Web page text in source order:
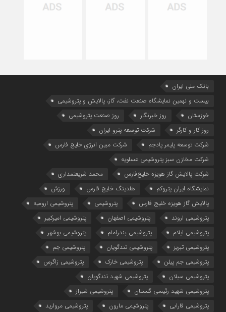
بانک ملی ایران
بیست و نهمین نمایشگاه صنعت نفت، گاز، پالایش و پتروشیمی
خوزستان
روز خبرنگار
روز صنعت پتروشیمی
روز کار و کارگر
شركت توسعه پترو ایران
شرکت توسعه پلیمر پادجم
شرکت مبین انرژی خلیج فارس
شرکت مخازن سبز پتروشیمی عسلویه
شرکت پالایش گاز هویزه خلیج‌فارس
محمد شریعتمداری
نمایشگاه ایران پتروکم
هلدینگ خلیج فارس
ورزش
پالایش گاز هویزه خلیج فارس
پتروشیمی
پتروشیمی ارومیه
پتروشیمی اروند
پتروشیمی اصفهان
پتروشیمی امیرکبیر
پتروشیمی ایلام
پتروشیمی بندرامام
پتروشیمی بوشهر
پتروشیمی تبریز
پتروشیمی تندگویان
پتروشیمی جم
پتروشیمی جم پیلن
پتروشیمی خارک
پتروشیمی زاگرس
پتروشیمی سبلان
پتروشیمی شهید تندگویان
پتروشیمی شهید رئیسی گلستان
پتروشیمی شیراز
پتروشیمی فارابی
پتروشیمی مارون پتروشیمی مروارید